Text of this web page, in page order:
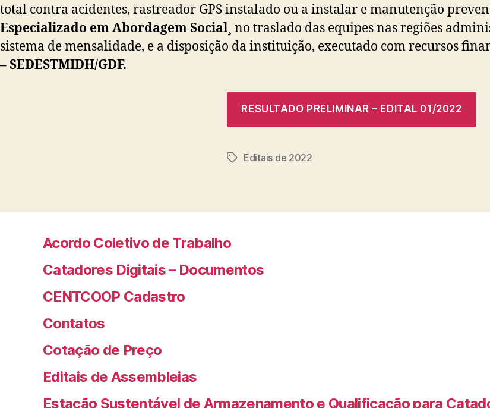
total contra acidentes, rastreador GPS instalado ou a instalar e manutenção
Especializado em Abordagem Social¸ no traslado das equipes nas regiões
sistema de mensalidade, e a disposição da instituição, executado com recursos
– SEDESTMIDH/GDF.
RESULTADO PRELIMINAR – EDITAL 01/2022
TagsEditais de 2022
Acordo Coletivo de Trabalho
Catadores Digitais – Documentos
CENTCOOP Cadastro
Contatos
Cotação de Preço
Editais de Assembleias
Estação Sustentável de Armazenamento e Qualificação para